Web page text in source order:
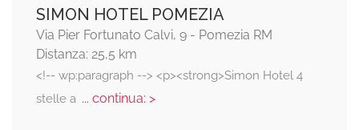
SIMON HOTEL POMEZIA
Via Pier Fortunato Calvi, 9 - Pomezia RM
Distanza: 25,5 km
<!-- wp:paragraph --> <p><strong>Simon Hotel 4
stelle a... continua: >